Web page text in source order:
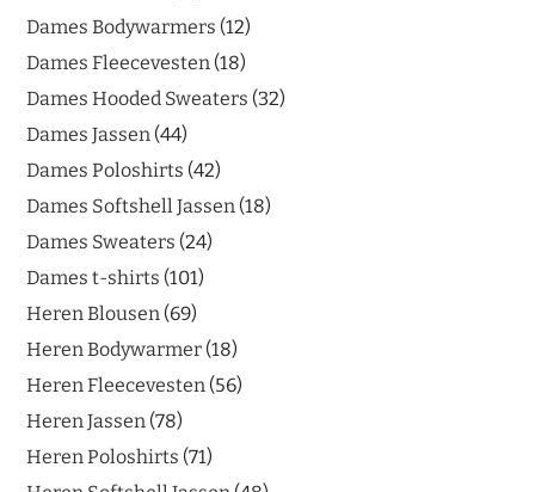
Dames Bodywarmers 12
Dames Fleecevesten 18
Dames Hooded Sweaters 32
Dames Jassen 44
Dames Poloshirts 42
Dames Softshell Jassen 18
Dames Sweaters 24
Dames t-shirts 101
Heren Blousen 69
Heren Bodywarmer 18
Heren Fleecevesten 56
Heren Jassen 78
Heren Poloshirts 71